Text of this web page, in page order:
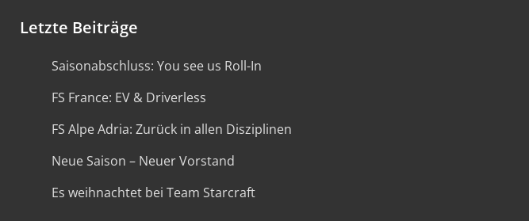
Letzte Beiträge
Saisonabschluss: You see us Roll-In
FS France: EV & Driverless
FS Alpe Adria: Zurück in allen Disziplinen
Neue Saison – Neuer Vorstand
Es weihnachtet bei Team Starcraft